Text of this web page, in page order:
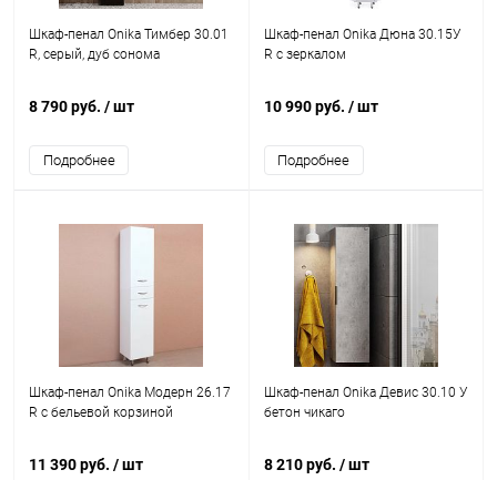
Шкаф-пенал Onika Тимбер 30.01
R, серый, дуб сонома
8 790 руб. / шт
Подробнее
Шкаф-пенал Onika Дюна 30.15У
R с зеркалом
10 990 руб. / шт
Подробнее
Шкаф-пенал Onika Модерн 26.17
R с бельевой корзиной
11 390 руб. / шт
Шкаф-пенал Onika Девис 30.10 У
бетон чикаго
8 210 руб. / шт